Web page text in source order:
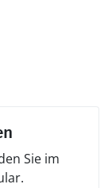
Sie im